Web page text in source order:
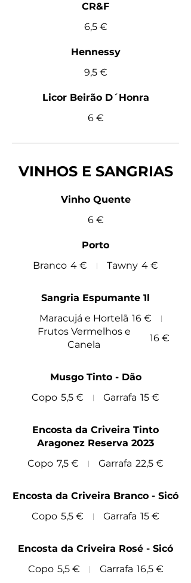
CR&F
6,5 €
Hennessy
9,5 €
Licor Beirão D´Honra
6 €
VINHOS E SANGRIAS
Vinho Quente
6 €
Porto
Branco 4 € Tawny 4 €
Sangria Espumante 1l
Maracujá e Hortelã 16 €
Frutos Vermelhos e
Canela
16 €
Musgo Tinto - Dão
Copo 5,5 € Garrafa 15 €
Encosta da Criveira Tinto
Aragonez Reserva 2023
Copo 7,5 € Garrafa 22,5 €
Encosta da Criveira Branco - Sicó
Copo 5,5 € Garrafa 15 €
Encosta da Criveira Rosé - Sicó
Copo 5,5 € Garrafa 16,5 €